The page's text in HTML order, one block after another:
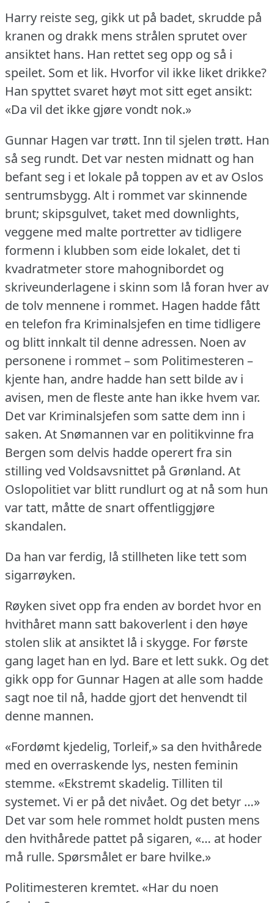
Harry reiste seg, gikk ut på badet, skrudde på
kranen og drakk mens strålen sprutet over
ansiktet hans. Han rettet seg opp og så i
speilet. Som et lik. Hvorfor vil ikke liket drikke?
Han spyttet svaret høyt mot sitt eget ansikt:
«Da vil det ikke gjøre vondt nok.»
Gunnar Hagen var trøtt. Inn til sjelen trøtt. Han
så seg rundt. Det var nesten midnatt og han
befant seg i et lokale på toppen av et av Oslos
sentrumsbygg. Alt i rommet var skinnende
brunt; skipsgulvet, taket med downlights,
veggene med malte portretter av tidligere
formenn i klubben som eide lokalet, det ti
kvadratmeter store mahognibordet og
skriveunderlagene i skinn som lå foran hver av
de tolv mennene i rommet. Hagen hadde fått
en telefon fra Kriminalsjefen en time tidligere
og blitt innkalt til denne adressen. Noen av
personene i rommet – som Politimesteren –
kjente han, andre hadde han sett bilde av i
avisen, men de fleste ante han ikke hvem var.
Det var Kriminalsjefen som satte dem inn i
saken. At Snømannen var en politikvinne fra
Bergen som delvis hadde operert fra sin
stilling ved Voldsavsnittet på Grønland. At
Oslopolitiet var blitt rundlurt og at nå som hun
var tatt, måtte de snart offentliggjøre
skandalen.
Da han var ferdig, lå stillheten like tett som
sigarrøyken.
Røyken sivet opp fra enden av bordet hvor en
hvithåret mann satt bakoverlent i den høye
stolen slik at ansiktet lå i skygge. For første
gang laget han en lyd. Bare et lett sukk. Og det
gikk opp for Gunnar Hagen at alle som hadde
sagt noe til nå, hadde gjort det henvendt til
denne mannen.
«Fordømt kjedelig, Torleif,» sa den hvithårede
med en overraskende lys, nesten feminin
stemme. «Ekstremt skadelig. Tilliten til
systemet. Vi er på det nivået. Og det betyr …»
Det var som hele rommet holdt pusten mens
den hvithårede pattet på sigaren, «… at hoder
må rulle. Spørsmålet er bare hvilke.»
Politimesteren kremtet. «Har du noen